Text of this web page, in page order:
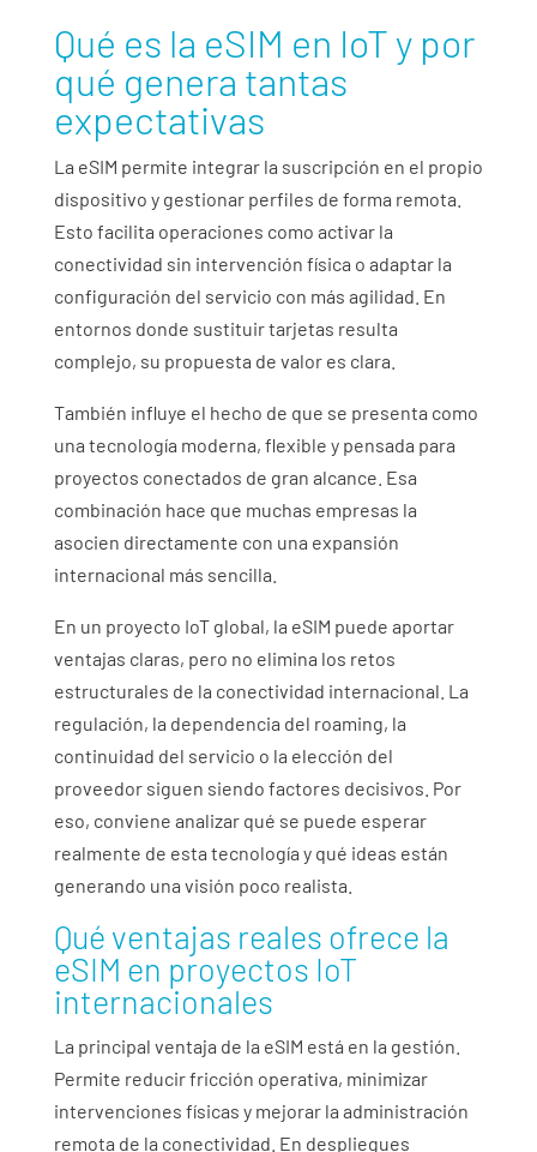
Qué es la eSIM en IoT y por
qué genera tantas
expectativas
La eSIM permite integrar la suscripción en el propio
dispositivo y gestionar perfiles de forma remota.
Esto facilita operaciones como activar la
conectividad sin intervención física o adaptar la
configuración del servicio con más agilidad. En
entornos donde sustituir tarjetas resulta
complejo, su propuesta de valor es clara.
También influye el hecho de que se presenta como
una tecnología moderna, flexible y pensada para
proyectos conectados de gran alcance. Esa
combinación hace que muchas empresas la
asocien directamente con una expansión
internacional más sencilla.
En un proyecto IoT global, la eSIM puede aportar
ventajas claras, pero no elimina los retos
estructurales de la conectividad internacional. La
regulación, la dependencia del roaming, la
continuidad del servicio o la elección del
proveedor siguen siendo factores decisivos. Por
eso, conviene analizar qué se puede esperar
realmente de esta tecnología y qué ideas están
generando una visión poco realista.
Qué ventajas reales ofrece la
eSIM en proyectos IoT
internacionales
La principal ventaja de la eSIM está en la gestión.
Permite reducir fricción operativa, minimizar
intervenciones físicas y mejorar la administración
remota de la conectividad. En despliegues